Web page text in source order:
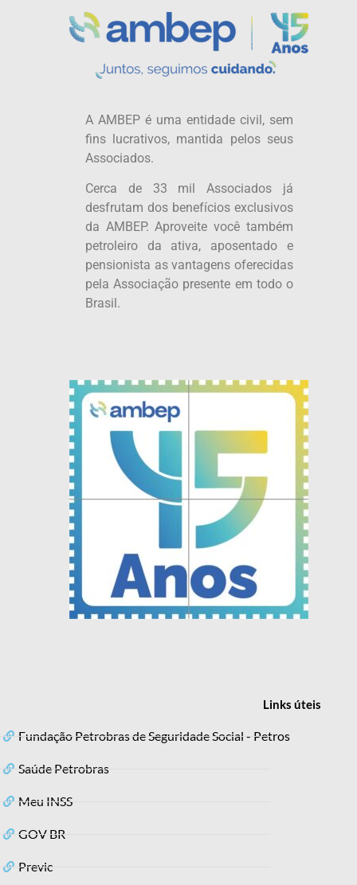
A AMBEP é uma entidade civil, sem
fins lucrativos, mantida pelos seus
Associados.
Cerca de 33 mil Associados já
desfrutam dos benefícios exclusivos
da AMBEP. Aproveite você também
petroleiro da ativa, aposentado e
pensionista as vantagens oferecidas
pela Associação presente em todo o
Brasil.
Linksúteis
Fundação Petrobras de Seguridade Social - Petros
Saúde Petrobras
Meu INSS
GOV BR
Previc